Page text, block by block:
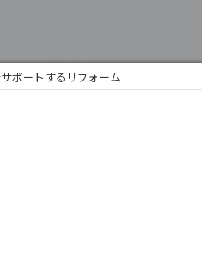
ポートするリフォーム